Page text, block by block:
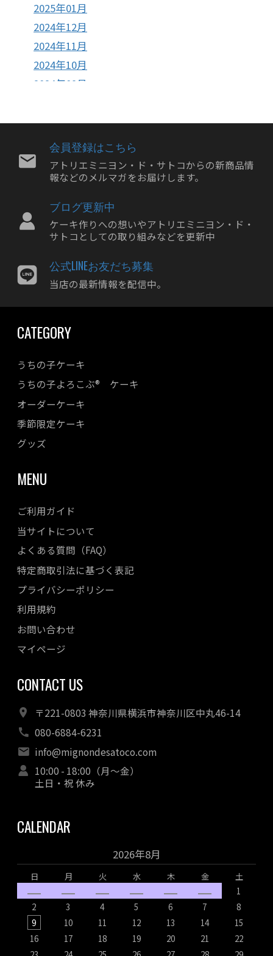
2025年01月
2024年12月
2024年11月
2024年10月
2024年09月
2024年07月
2024年06月
2024年05月
2024年04月
2024年02月
2024年01月
2023年11月
2023年10月
2023年09月
2023年08月
2023年06月
2023年05月
2023年04月
2023年03月
2023年02月
2022年12月
2022年10月
2022年08月
2022年07月
2022年06月
2022年05月
2022年04月
会員登録はこちら
アトリエミニヨン・ド・サトコからの新商品情
報などのメルマガをお届けします。
ブログ更新中
ケーキ作りへの想いやアトリエミニヨン・ド・
サトコとしての取り組みなどを更新中
公式LINEお友だち募集
当店の最新情報を配信中。
CATEGORY
うちの子ケーキ
うちの子よろこぶ® ケーキ
オーダーケーキ
季節限定ケーキ
グッズ
MENU
ご利用ガイド
当サイトについて
よくある質問（FAQ）
特定商取引法に基づく表記
プライバシーポリシー
利用規約
お問い合わせ
マイページ
CONTACT US
〒221-0803 神奈川県横浜市神奈川区中丸46-14
080-6884-6231
info@mignondesatoco.com
10:00 - 18:00（月～金）
土日・祝 休み
CALENDAR
2026年8月
日 月 火 水 木 金
土
1
2
3 4 5 6 7
8
9
10 11 12 13 14
15
16
17 18 19 20 21
22